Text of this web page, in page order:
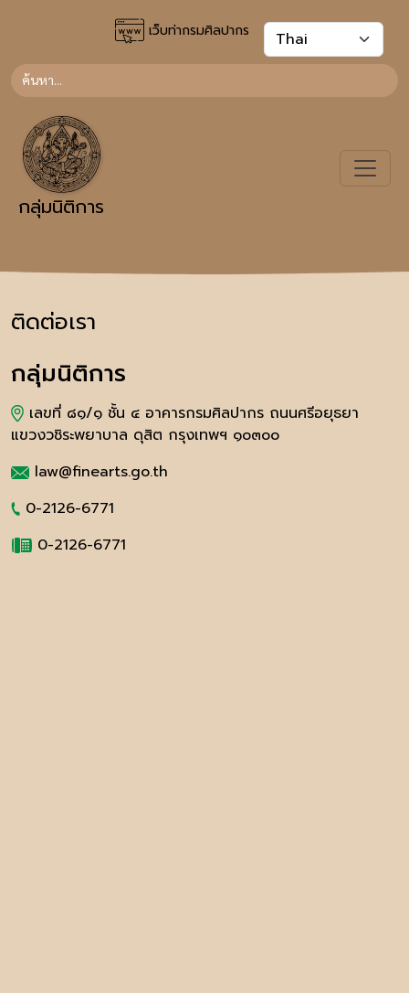
เว็บท่ากรมศิลปากร
กลุ่มนิติการ
ติดต่อเรา
กลุ่มนิติการ
เลขที่ ๘๑/๑ ชั้น ๔ อาคารกรมศิลปากร ถนนศรีอยุธยา
แขวงวชิระพยาบาล ดุสิต กรุงเทพฯ ๑๐๓๐๐
law@finearts.go.th
0-2126-6771
0-2126-6771